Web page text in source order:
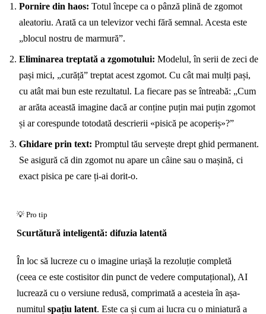
Pornire din haos: Totul începe ca o pânză plină de zgomot
aleatoriu. Arată ca un televizor vechi fără semnal. Acesta este
„blocul nostru de marmură”.
Eliminarea treptată a zgomotului: Modelul, în serii de zeci de
pași mici, „curăță” treptat acest zgomot. Cu cât mai mulți pași,
cu atât mai bun este rezultatul. La fiecare pas se întreabă: „Cum
ar arăta această imagine dacă ar conține puțin mai puțin zgomot
și ar corespunde totodată descrierii «pisică pe acoperiș»?”
Ghidare prin text: Promptul tău servește drept ghid permanent.
Se asigură că din zgomot nu apare un câine sau o mașină, ci
exact pisica pe care ți-ai dorit-o.
Scurtătură inteligentă: difuzia latentă
În loc să lucreze cu o imagine uriașă la rezoluție completă
(ceea ce este costisitor din punct de vedere computațional), AI
lucrează cu o versiune redusă, comprimată a acesteia în așa-
numitul spațiu latent. Este ca și cum ai lucra cu o miniatură a